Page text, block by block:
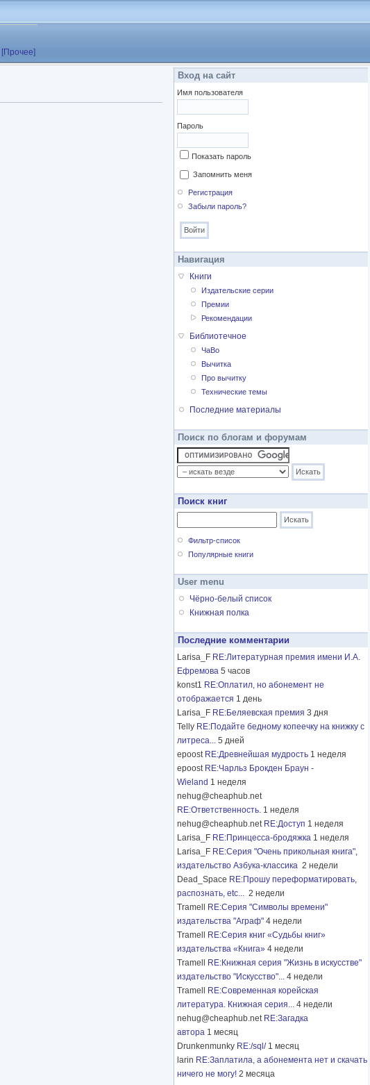
[Прочее]
Вход на сайт
Имя пользователя
Пароль
Показать пароль
Запомнить меня
Регистрация
Забыли пароль?
Навигация
Книги
Издательские серии
Премии
Рекомендации
Библиотечное
ЧаВо
Вычитка
Про вычитку
Технические темы
Последние материалы
Поиск по блогам и форумам
Поиск книг
Фильтр-список
Популярные книги
User menu
Чёрно-белый список
Книжная полка
Последние комментарии
Larisa_F RE:Литературная премия имени И.А.
Ефремова 5 часов
konst1 RE:Оплатил, но абонемент не
отображается 1 день
Larisa_F RE:Беляевская премия 3 дня
Telly RE:Подайте бедному копеечку на книжку с
литреса... 5 дней
epoost RE:Древнейшая мудрость 1 неделя
epoost RE:Чарльз Брокден Браун -
Wieland 1 неделя
nehug@cheaphub.net
RE:Ответственность. 1 неделя
nehug@cheaphub.net RE:Доступ 1 неделя
Larisa_F RE:Принцесса-бродяжка 1 неделя
Larisa_F RE:Серия "Очень прикольная книга",
издательство Азбука-классика 2 недели
Dead_Space RE:Прошу переформатировать,
распознать, etc... 2 недели
Tramell
RE:Серия "Символы времени"
издательства "Аграф" 4 недели
Tramell
RE:Серия книг «Судьбы книг»
издательства «Книга» 4 недели
Tramell
RE:Книжная серия "Жизнь в искусстве"
издательство "Искусство"... 4 недели
Tramell
RE:Современная корейская
литература. Книжная серия... 4 недели
nehug@cheaphub.net RE:Загадка
автора 1 месяц
Drunkenmunky RE:/sql/ 1 месяц
larin RE:Заплатила, а абонемента нет и скачать
ничего не могу! 2 месяца